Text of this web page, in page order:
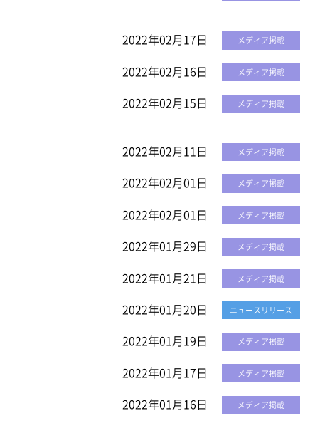
2022年02月17日
メディア掲載
2022年02月16日
メディア掲載
2022年02月15日
メディア掲載
2022年02月11日
メディア掲載
2022年02月01日
メディア掲載
2022年02月01日
メディア掲載
2022年01月29日
メディア掲載
2022年01月21日
メディア掲載
2022年01月20日
ニュースリリース
2022年01月19日
メディア掲載
2022年01月17日
メディア掲載
2022年01月16日
メディア掲載